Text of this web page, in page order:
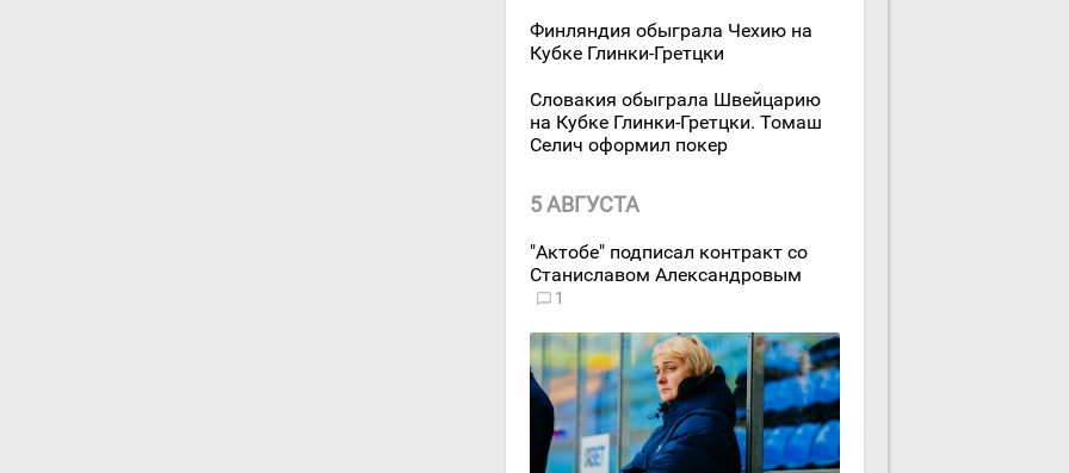
Финляндия обыграла Чехию на
Кубке Глинки-Гретцки
Словакия обыграла Швейцарию
на Кубке Глинки-Гретцки. Томаш
Селич оформил покер
5 АВГУСТА
"Актобе" подписал контракт со
Станиславом Александровым
1